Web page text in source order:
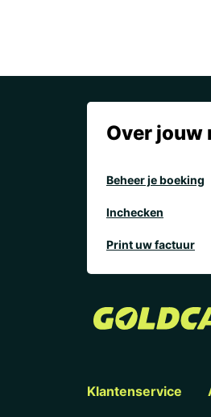
Over jouw
Beheer je boeking
Inchecken
Print uw factuur
Klantenservice